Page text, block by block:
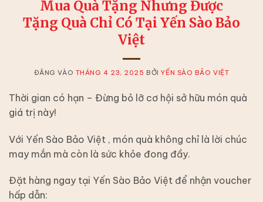
Mua Quà Tặng Nhưng Được
Tặng Quà Chỉ Có Tại Yến Sào Bảo
Việt
ĐĂNG VÀO THÁNG 4 23, 2025 BỞIYẾN SÀO BẢO VIỆT
Thời gian có hạn – Đừng bỏ lỡ cơ hội sở hữu món quà
giá trị này!
Với Yến Sào Bảo Việt , món quà không chỉ là lời chúc
may mắn mà còn là sức khỏe đong đầy.
Đặt hàng ngay tại Yến Sào Bảo Việt để nhận voucher
hấp dẫn: